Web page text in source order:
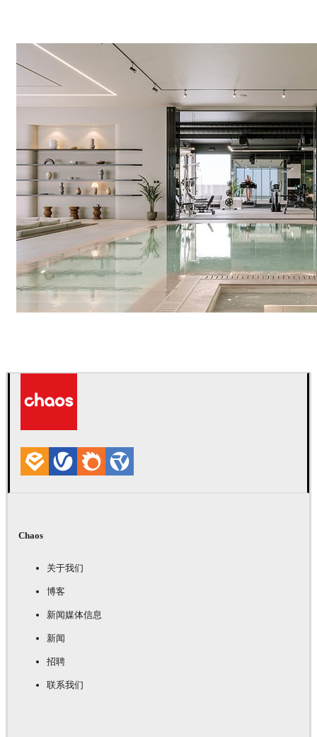
Chaos
关于我们
博客
新闻媒体信息
新闻
招聘
联系我们